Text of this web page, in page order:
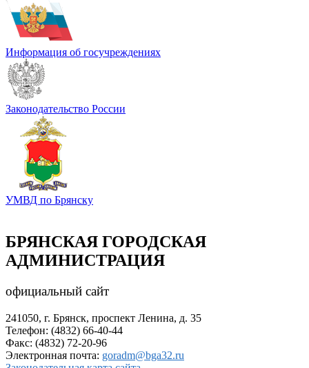
Информация об госучреждениях
Законодательство России
УМВД по Брянску
БРЯНСКАЯ ГОРОДСКАЯ
АДМИНИСТРАЦИЯ
официальный сайт
241050, г. Брянск, проспект Ленина, д. 35
Телефон: (4832) 66-40-44
Факс: (4832) 72-20-96
Электронная почта: goradm@bga32.ru